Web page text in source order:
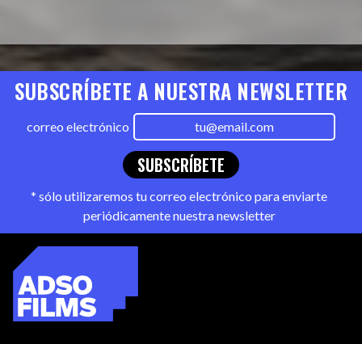
SUBSCRÍBETE A NUESTRA NEWSLETTER
correo electrónico
SUBSCRÍBETE
* sólo utilizaremos tu correo electrónico para enviarte
periódicamente nuestra newsletter